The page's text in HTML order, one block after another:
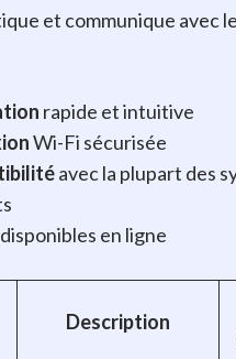
et communique avec
rapide et intuitive
Wi-Fi sécurisée
avec la plupart des
disponibles en ligne
Description